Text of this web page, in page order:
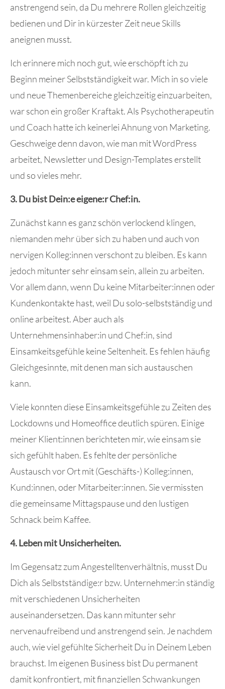
anstrengend sein, da Du mehrere Rollen gleichzeitig
bedienen und Dir in kürzester Zeit neue Skills
aneignen musst.
Ich erinnere mich noch gut, wie erschöpft ich zu
Beginn meiner Selbstständigkeit war. Mich in so viele
und neue Themenbereiche gleichzeitig einzuarbeiten,
war schon ein großer Kraftakt. Als Psychotherapeutin
und Coach hatte ich keinerlei Ahnung von Marketing.
Geschweige denn davon, wie man mit WordPress
arbeitet, Newsletter und Design-Templates erstellt
und so vieles mehr.
3. Du bist Dein:e eigene:r Chef:in.
Zunächst kann es ganz schön verlockend klingen,
niemanden mehr über sich zu haben und auch von
nervigen Kolleg:innen verschont zu bleiben. Es kann
jedoch mitunter sehr einsam sein, allein zu arbeiten.
Vor allem dann, wenn Du keine Mitarbeiter:innen oder
Kundenkontakte hast, weil Du solo-selbstständig und
online arbeitest. Aber auch als
Unternehmensinhaber:in und Chef:in, sind
Einsamkeitsgefühle keine Seltenheit. Es fehlen häufig
Gleichgesinnte, mit denen man sich austauschen
kann.
Viele konnten diese Einsamkeitsgefühle zu Zeiten des
Lockdowns und Homeoffice deutlich spüren. Einige
meiner Klient:innen berichteten mir, wie einsam sie
sich gefühlt haben. Es fehlte der persönliche
Austausch vor Ort mit (Geschäfts-) Kolleg:innen,
Kund:innen, oder Mitarbeiter:innen. Sie vermissten
die gemeinsame Mittagspause und den lustigen
Schnack beim Kaffee.
4. Leben mit Unsicherheiten.
Im Gegensatz zum Angestelltenverhältnis, musst Du
Dich als Selbstständige:r bzw. Unternehmer:in ständig
mit verschiedenen Unsicherheiten
auseinandersetzen. Das kann mitunter sehr
nervenaufreibend und anstrengend sein. Je nachdem
auch, wie viel gefühlte Sicherheit Du in Deinem Leben
brauchst. Im eigenen Business bist Du permanent
damit konfrontiert, mit finanziellen Schwankungen